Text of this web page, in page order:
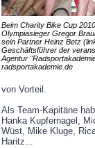
Beim Charity Bike Cup
Olympiasieger Gregor
sein Partner Heinz Betz
Geschäftsführer der
Agentur
radsportakademie.de
von Vorteil.
Als Team-Kapitäne
Hanka Kupfernagel,
Wüst, Mike Kluge,
Haritz...